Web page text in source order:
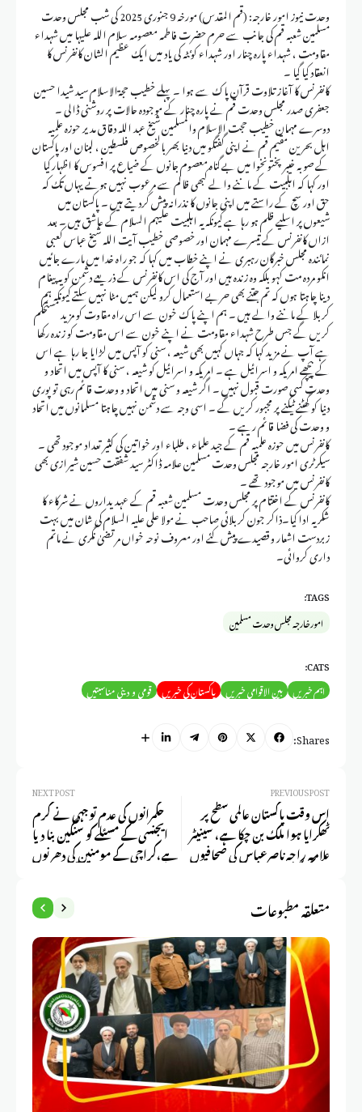
وحدت نیوز امور خارجہ: (قم المقدس) مورخہ 9 جنوری 2025 کی شب مجلس وحدت
مسلمین شعبہ قم کی جانب سے حرم حضرت فاطمہ معصومہ سلام اللہ علیہا میں شہداء
مقاومت ، شہداء پارہ چنار اور شہداء کوئٹہ کی یاد میں ایک عظیم الشان کانفرنس کا
انعقاد کیا گیا ۔
کانفرنس کا آغاز تلاوت قرآن پاک سے ہوا ۔ پہلے خطیب حجۃالاسلام سید شیدا حسین
جعفری صدر مجلس وحدت قم نے پارہ چنار کے موجودہ حالات پر روشنی ڈالی ۔
دوسرے مہمان خطیب حجت الاسلام والمسلمین شیخ عبد اللہ دقاق مدیر حوزہ علمیہ
اہل بحرین مقیم قم نے اپنی گفتگو میں دنیا بھر بالخصوص فلسطین ، لبنان اور پاکستان
کے صوبہ خیبر پختونخوا میں بے گناہ معصوم جانوں کے ضیاع پر افسوس کا اظہار کیا
اور کہا کہ اہلبیت کے ماننے والے کبھی ظالم سے مرعوب نہیں ہوتے یہاں تک کہ
حق اور سچ کے راستے میں اپنی جانوں کا نذرانہ پیش کردیتے ہیں ۔ پاکستان میں
شیعوں پر اسلیے ظلم ہو رہا ہے کیونکہ یہ اہلبیت علیہم السلام کے عاشق ہیں ۔ بعد
ازاں کانفرنس کے تیسرے مہمان اور خصوصی خطیب آیت اللہ شیخ عباس کعبی
نمائندہ مجلس خبرگان رہبری نے اپنے خطاب میں کہا کہ جو راہ خدا میں مارے جائیں
انکو مردہ مت کہو بلکہ وہ زندہ ہیں اور آج کی اس کانفرنس کے ذریعے دشمن کو یہ پیغام
دینا چاہتا ہوں کہ تم جتنے بھی حربے استعمال کرو لیکن ہمیں مٹا نہیں سکتے کیونکہ ہم
کربلا کے ماننے والے ہیں ۔ ہم اپنے پاک خون سے اس راہ مقاوت کو مزید مستحکم
کریں گے جس طرح شہداء مقاومت نے اپنے خون سے اس مقاومت کو زندہ رکھا
ہے آپ نے مزید کہا کہ جہاں کہیں بھی شیعہ ، سنی کو آپس میں لڑایا جا رہا ہے اس
کے پیچھے امریکہ و اسرائیل ہے ۔ امریکہ و اسرائیل کو شیعہ ، سنی کا آپس میں اتحاد و
وحدت کسی صورت قبول نہیں ۔ اگر شیعہ و سنی میں اتحاد و وحدت قائم رہی تو پوری
دنیا کو گھٹنے ٹیکنے پر مجبور کریں گے ۔ اسی وجہ سے دشمن نہیں چاہتا مسلمانوں میں اتحاد
و وحدت کی فضا قائم رہے ۔
کانفرنس میں حوزہ علمیہ قم کے جید علماء ، طلباء اور خواتین کی کثیر تعداد موجود تھی ۔
سیکرٹری امور خارجہ مجلس وحدت مسلمین علامہ ڈاکٹر سید شفقت حسین شیرازی بھی
کانفرنس میں موجود تھے ۔
کانفرنس کے اختتام پر مجلس وحدت مسلمین شعبہ قم کے عہدیداروں نے شرکاء کا
شکریہ ادا کیا۔ذاکر جون کربلائی صاحب نے مولا علی علیہ السلام کی شان میں بہت
زبردست اشعار و قصیدے پیش کئے اور معروف نوحہ خواں مرتضیٰ نگری نے ماتم
داری کروائی۔
TAGS:
امور خارجہ مجلس وحدت مسلمین
CATS:
اہم خبریں بین الاقوامی خبریں پاکستان کی خبریں قومی و دینی مناسبتیں
Shares:
PREVIOUS POST
اس وقت پاکستان عالمی سطح پر
ٹھکرایا ہوا ملک بن چکا ہے، سینیٹر
علامہ راجہ ناصرعباس کی صحافیوں
NEXT POST
حکمرانوں کی عدم توجہی نے کرم
ایجنسی کے مسئلے کو سنگین بنا دیا
ہے،کراچی کے مومنین کی دھرنوں
کرتا ہوں، علامہ راجہ ناصرعباس متعلقہ مطبوعات